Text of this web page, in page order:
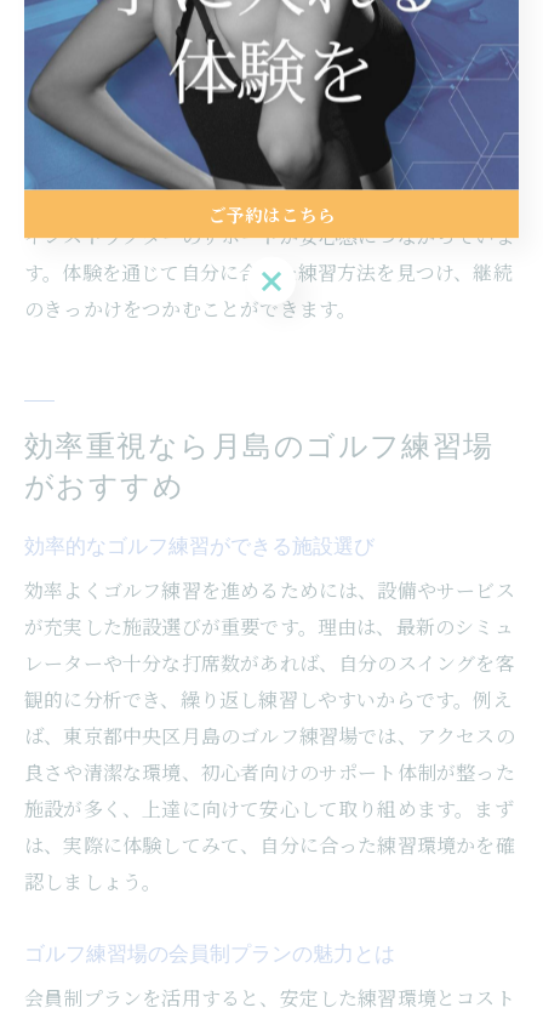
体験レッスンでゴルフの楽しさを実感
体験レッスンは、ゴルフの楽しさを実際に体感できる絶
好の機会です。初めての方でも、道具の使い方や基本動
作から丁寧に教えてもらえるため、不安なくスタートで
きます。実際に参加した人からは「思った以上にリラッ
クスして楽しめた」という声が多く、練習場の雰囲気や
インストラクターのサポートが安心感につながっていま
す。体験を通じて自分に合った練習方法を見つけ、継続
のきっかけをつかむことができます。
効率重視なら月島のゴルフ練習場
がおすすめ
効率的なゴルフ練習ができる施設選び
効率よくゴルフ練習を進めるためには、設備やサービス
が充実した施設選びが重要です。理由は、最新のシミュ
レーターや十分な打席数があれば、自分のスイングを客
観的に分析でき、繰り返し練習しやすいからです。例え
ば、東京都中央区月島のゴルフ練習場では、アクセスの
良さや清潔な環境、初心者向けのサポート体制が整った
施設が多く、上達に向けて安心して取り組めます。まず
は、実際に体験してみて、自分に合った練習環境かを確
認しましょう。
ゴルフ練習場の会員制プランの魅力とは
会員制プランを活用すると、安定した練習環境とコスト
ご予約はこちら
ご予約はこちら